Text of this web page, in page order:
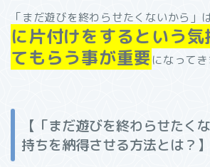
「まだ遊びを終わらせたくないから」
に片付けをするという気
てもらう事が重要になってき
【「まだ遊びを終わらせたく
持ちを納得させる方法とは？】